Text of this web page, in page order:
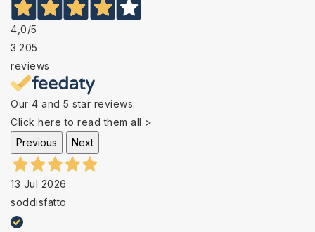
4,0/5
3.205
reviews
Our 4 and 5 star reviews.
Click here to read them all >
Previous
Next
13 Jul 2026
soddisfatto